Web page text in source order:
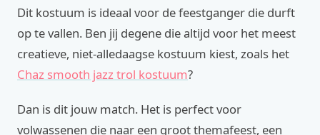
Dit kostuum is ideaal voor de feestganger die durft
op te vallen. Ben jij degene die altijd voor het meest
creatieve, niet-alledaagse kostuum kiest, zoals het
Chaz smooth jazz trol kostuum?
Dan is dit jouw match. Het is perfect voor
volwassenen die naar een groot themafeest, een